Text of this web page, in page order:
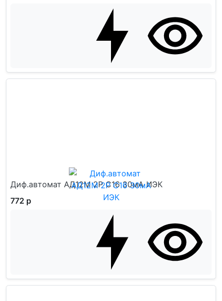
Диф.автомат АД12М 2Р С16 30мА ИЭК
772 р